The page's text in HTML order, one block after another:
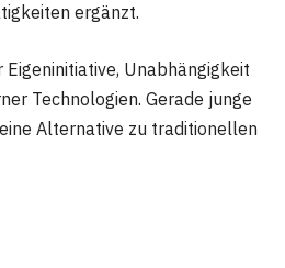
ergänzt.
Unabhängigkeit
Technologien. Gerade junge
Alternative zu traditionellen